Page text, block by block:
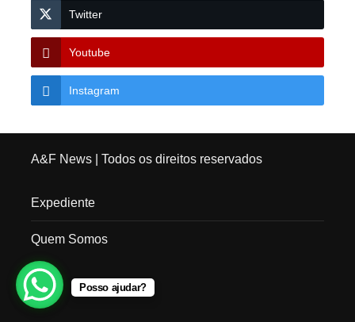
Twitter
Youtube
Instagram
A&F News| Todos os direitos reservados
Expediente
Quem Somos
Posso ajudar?